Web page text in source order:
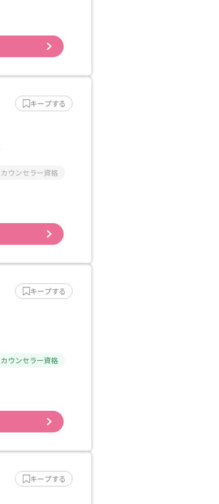
キープする
カウンセラー資格
キープする
カウンセラー資格
キープする